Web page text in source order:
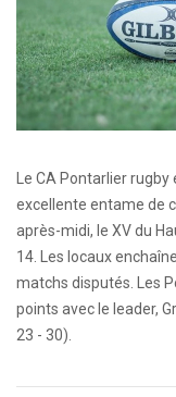
Le CA Pontarlier
excellente entame de
après-midi, le XV du
14. Les locaux
matchs disputés. Les
points avec le leader,
23 - 30).